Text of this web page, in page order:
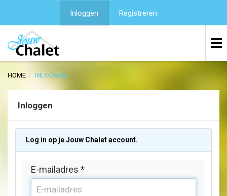
Inloggen Registreren
HOME INLOGGEN
Inloggen
Log in op je Jouw Chalet account.
E-mailadres *